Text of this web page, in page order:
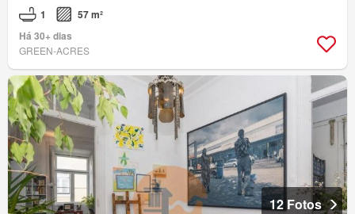
1
57 m²
Há 30+ dias
GREEN-ACRES
12 Fotos